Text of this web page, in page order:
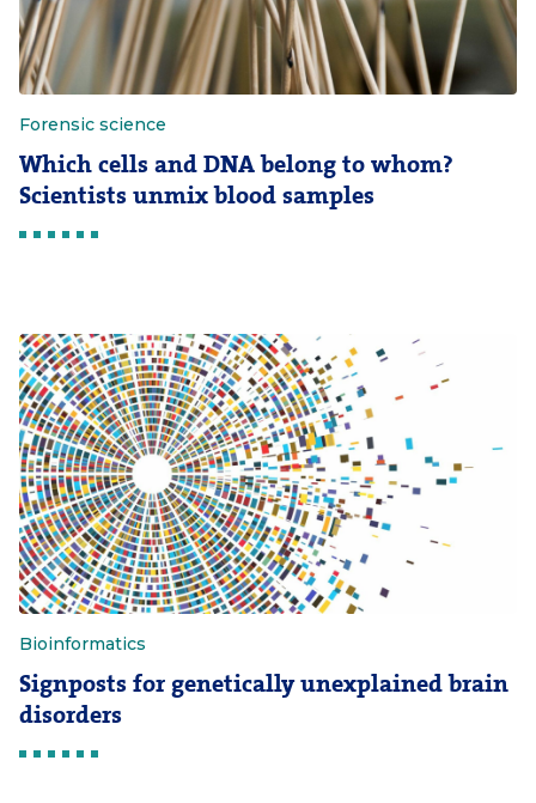
Forensic science
Which cells and DNA belong to whom?
Scientists unmix blood samples
Bioinformatics
Signposts for genetically unexplained brain
disorders